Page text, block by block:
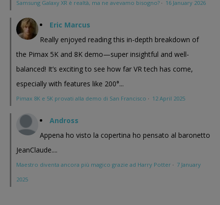
Samsung Galaxy XR è realtà, ma ne avevamo bisogno? · 16 January 2026
Eric Marcus
Really enjoyed reading this in-depth breakdown of
the Pimax 5K and 8K demo—super insightful and well-
balanced! It’s exciting to see how far VR tech has come,
especially with features like 200°...
Pimax 8K e 5K provati alla demo di San Francisco · 12 April 2025
Andross
Appena ho visto la copertina ho pensato al baronetto
JeanClaude....
Maestro diventa ancora più magico grazie ad Harry Potter · 7 January
2025